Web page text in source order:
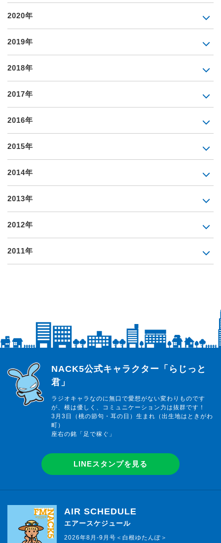
2020年
2019年
2018年
2017年
2016年
2015年
2014年
2013年
2012年
2011年
らじっと君
NACK5公式キャラクター「らじっと
君」
ラジオキャラなのに無口で愛想がない変わりものです
が、根は優しく、コミュニケーション力は抜群です！
3月3日（桃の節句・耳の日）生まれ（出生地はときがわ
町）
座右の銘「足で稼ぐ」
LINEスタンプを見る
AIR SCHEDULE
エアースケジュール
2026年8月-9月号＜白根ゆたんぽ＞